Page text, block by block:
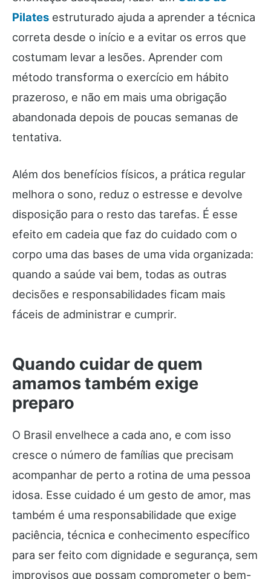
Pilates estruturado ajuda a aprender a técnica
correta desde o início e a evitar os erros que
costumam levar a lesões. Aprender com
método transforma o exercício em hábito
prazeroso, e não em mais uma obrigação
abandonada depois de poucas semanas de
tentativa.
Além dos benefícios físicos, a prática regular
melhora o sono, reduz o estresse e devolve
disposição para o resto das tarefas. É esse
efeito em cadeia que faz do cuidado com o
corpo uma das bases de uma vida organizada:
quando a saúde vai bem, todas as outras
decisões e responsabilidades ficam mais
fáceis de administrar e cumprir.
Quando cuidar de quem
amamos também exige
preparo
O Brasil envelhece a cada ano, e com isso
cresce o número de famílias que precisam
acompanhar de perto a rotina de uma pessoa
idosa. Esse cuidado é um gesto de amor, mas
também é uma responsabilidade que exige
paciência, técnica e conhecimento específico
para ser feito com dignidade e segurança, sem
improvisos que possam comprometer o bem-